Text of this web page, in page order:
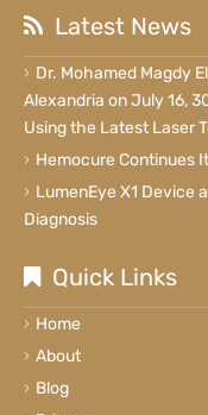
Latest News
Dr. Mohamed Magdy
Alexandria on July 16,
Using the Latest Laser
Hemocure Continues
LumenEye X1 Device
Diagnosis
Quick Links
Home
About
Blog